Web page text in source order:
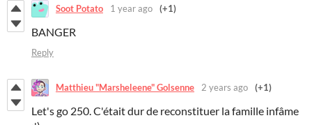
Soot Potato 1 year ago (+1)
BANGER
Reply
Matthieu "Marsheleene" Golsenne 2 years ago (+1)
Let's go 250. C'était dur de reconstituer la famille infâme